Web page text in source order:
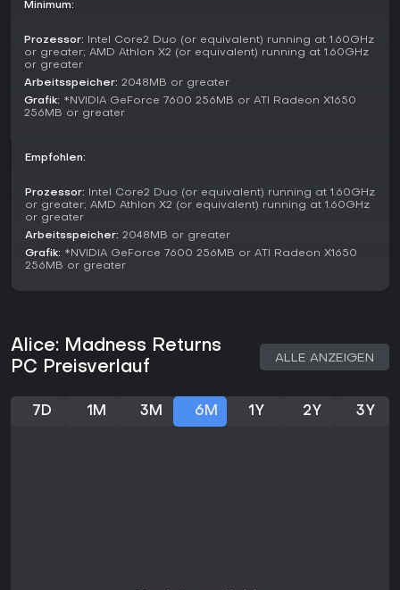
Wonderland-Domänen spielen; du schreitest voran, indem
die die Handlung vertiefen.
Key Features and Mechanics
Neben grundlegender Bewegung kann Alice mit ihrem Kleid
schweben, um Lücken zu überwinden oder Angriffen
Waffen-Upgrades und regen zu gründlicher Erkundung an.
Hinweise, während Boss-Kämpfe Anpassung an Muster und
geschickte Umweltnutzung verlangen.
Lohnt es sich?
Für Fans von Action-Adventures mit starker Story und
GameSpot-Note von 7/10 hervor und preisen die Kreativität
trotz mancher repetitiver Passagen. Als PC-Singleplayer-
Erlebnis eignet es sich für alle, die eine intensive
Multiplayer-Liebhaber oder helle Themen. Wer Hack-and-
Slash mit Rätseln mag, erlebt hier eine unvergessliche Fahrt.
Minimum:
Prozessor: Intel Core2 Duo (or equivalent) running at 1.60GHz
or greater; AMD Athlon X2 (or equivalent) running at 1.60GHz
or greater
Arbeitsspeicher: 2048MB or greater
Grafik: *NVIDIA GeForce 7600 256MB or ATI Radeon X1650
256MB or greater
Empfohlen:
Prozessor: Intel Core2 Duo (or equivalent) running at 1.60GHz
or greater; AMD Athlon X2 (or equivalent) running at 1.60GHz
or greater
Arbeitsspeicher: 2048MB or greater
Grafik: *NVIDIA GeForce 7600 256MB or ATI Radeon X1650
256MB or greater
Alice: Madness Returns
PC Preisverlauf
ALLE ANZEIGEN
7D 1M 3M 6M 1Y 2Y 3Y